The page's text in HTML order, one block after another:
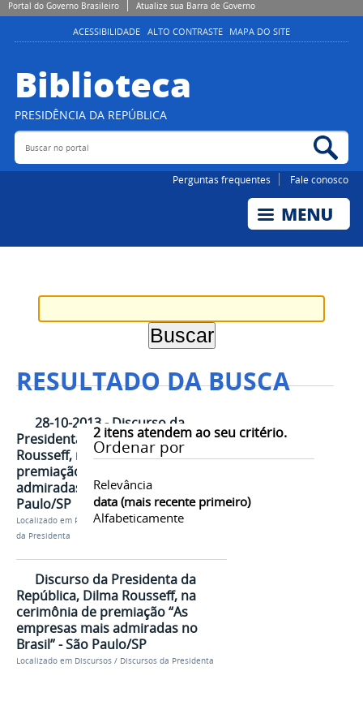
Portal do Governo Brasileiro Atualize sua Barra de Governo
ACESSIBILIDADE ALTO CONTRASTE MAPA DO SITE
Biblioteca
PRESIDÊNCIA DA REPÚBLICA
Buscar no portal
Perguntas frequentes Fale conosco
RESULTADO DA BUSCA
2itens atendem ao seu critério.
Ordenar por
Relevância
data (mais recente primeiro)
Alfabeticamente
28-10-2013 - Discurso da
Presidenta da República, Dilma
Rousseff, na cerimônia de
premiação “As empresas mais
admiradas no Brasil” - São
Paulo/SP
Localizado em Presidência /…/Discursos /
da Presidenta
Discurso da Presidenta da
República, Dilma Rousseff, na
cerimônia de premiação “As
empresas mais admiradas no
Brasil” - São Paulo/SP
Localizado em Discursos / Discursos da Presidenta